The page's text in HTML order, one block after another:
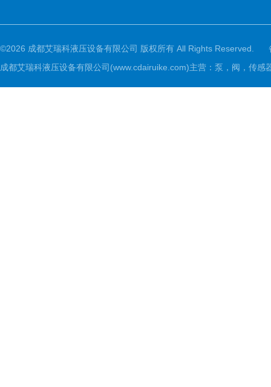
©2026 成都艾瑞科液压设备有限公司 版权所有 All Rights Reserved.
成都艾瑞科液压设备有限公司(www.cdairuike.com)主营：泵，阀，传